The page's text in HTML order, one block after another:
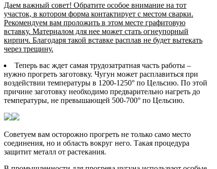
Даем важный совет! Обратите особое внимание на тот
участок, в котором форма контактирует с местом сварки.
Рекомендуем вам проложить в этом месте графитовую
вставку. Материалом для нее может стать огнеупорный
кирпич. Благодаря такой вставке расплав не будет вытекать
через трещину.
Теперь вас ждет самая трудозатратная часть работы –
нужно прогреть заготовку. Чугун может расплавиться при
воздействии температуры в 1200-1250° по Цельсию. По этой
причине заготовку необходимо предварительно нагреть до
температуры, не превышающей 500-700° по Цельсию.
Советуем вам осторожно прогреть не только само место
соединения, но и область вокруг него. Такая процедура
защитит металл от растекания.